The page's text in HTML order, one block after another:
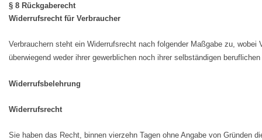
§ 8 Rückgaberecht
Widerrufsrecht für Verbraucher
Verbrauchern steht ein Widerrufsrecht nach folgender Maßgabe zu,
überwiegend weder ihrer gewerblichen noch ihrer selbständigen
Widerrufsbelehrung
Widerrufsrecht
Sie haben das Recht, binnen vierzehn Tagen ohne Angabe von Gründen